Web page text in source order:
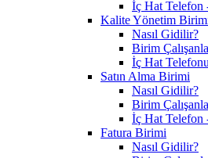
İç Hat Telefon
Kalite Yönetim
Nasıl Gidilir?
Birim
İç Hat
Satın Alma Birimi
Nasıl Gidilir?
Birim
İç Hat Telefon
Fatura Birimi
Nasıl Gidilir?